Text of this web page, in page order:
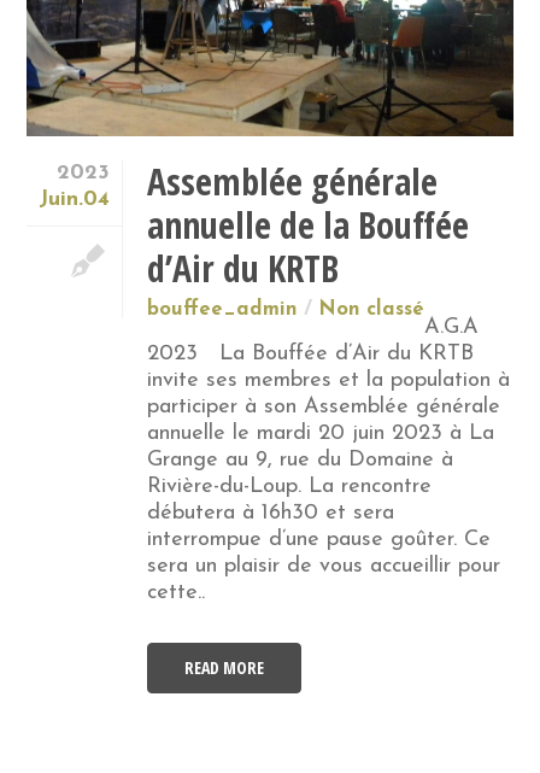
2023
Juin.04
Assemblée générale
annuelle de la Bouffée
d’Air du KRTB
bouffee_admin Non classé
A.G.A
2023 La Bouffée d’Air du KRTB
invite ses membres et la population à
participer à son Assemblée générale
annuelle le mardi 20 juin 2023 à La
Grange au 9, rue du Domaine à
Rivière-du-Loup. La rencontre
débutera à 16h30 et sera
interrompue d’une pause goûter. Ce
sera un plaisir de vous accueillir pour
cette..
READ MORE